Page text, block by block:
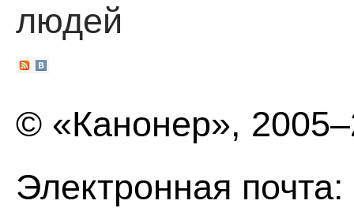
людей
© «Канонер»,
Электронная почта: